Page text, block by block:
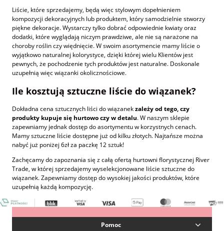
Liście, które sprzedajemy, będą więc stylowym dopełnieniem
kompozycji dekoracyjnych lub produktem, który samodzielnie stworzy
piękne dekoracje. Wystarczy tylko dobrać odpowiednie kwiaty oraz
dodatki, które wyglądają niczym prawdziwe, ale nie są narażone na
choroby roślin czy więdnięcie. W swoim asortymencie mamy liście o
wyjątkowo naturalnej kolorystyce, dzięki której wielu Klientów jest
pewnych, że pochodzenie tych produktów jest naturalne. Doskonale
uzupełnią więc wiązanki okolicznościowe.
Ile kosztują sztuczne liście do wiązanek?
Dokładna cena sztucznych liści do wiązanekzależy od tego, czy
produkty kupuje się hurtowo czy w detalu. W naszym sklepie
zapewniamy jednak dostęp do asortymentu w korzystnych cenach.
Mamy sztuczne liście dostępne już od kilku złotych. Najtańsze można
nabyć już poniżej 6zł za paczkę 12 sztuk!
Zachęcamy do zapoznania się z całą ofertą hurtowni florystycznej River
Trade, w której sprzedajemy wyselekcjonowane liście sztuczne do
wiązanek. Zapewniamy dostęp do wysokiej jakości produktów, które
uzupełnią każdą kompozycję.
Pomoc